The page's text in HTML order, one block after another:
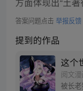
答案问题点击 举报反馈
提到的作品
这个
阅文漫
被长老